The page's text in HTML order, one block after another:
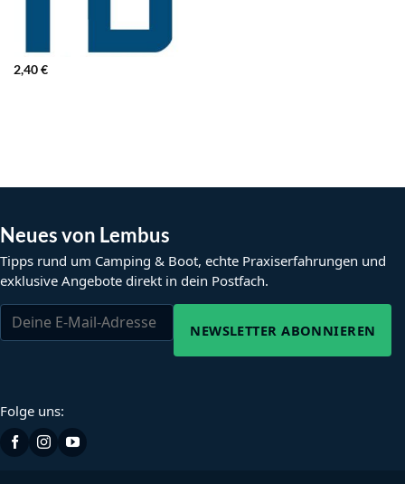
2,40€
Neues von Lembus
Tipps rund um Camping & Boot, echte Praxiserfahrungen und
exklusive Angebote direkt in dein Postfach.
NEWSLETTER ABONNIEREN
Folge uns: